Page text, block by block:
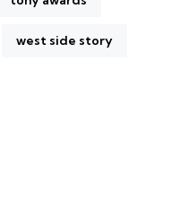
west side story